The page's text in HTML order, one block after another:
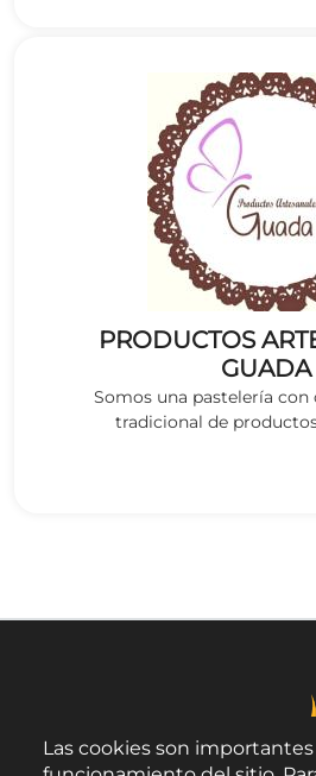
PRODUCTOS
GUADA
Somos una pastelería
tradicional de
Las cookies son